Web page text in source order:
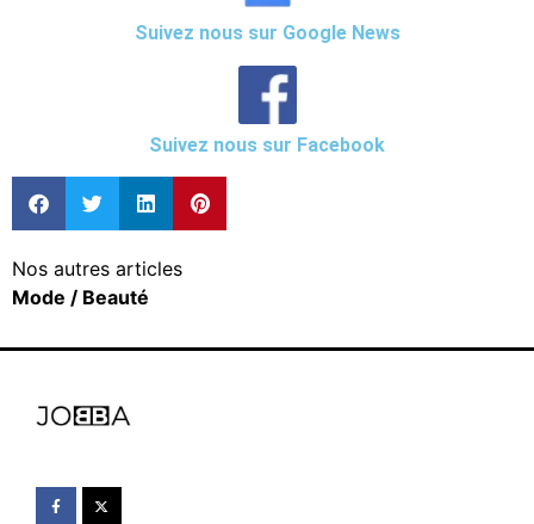
Suivez nous sur Google News
Suivez nous sur Facebook
Nos autres articles
Mode / Beauté